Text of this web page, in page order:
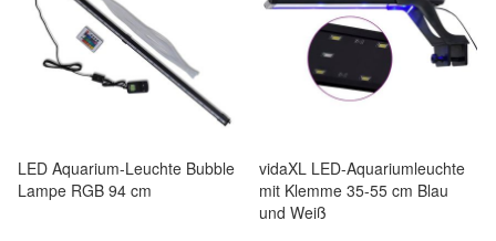
LED Aquarium-Leuchte Bubble
Lampe RGB 94 cm
vidaXL LED-Aquariumleuchte
mit Klemme 35-55 cm Blau
und Weiß